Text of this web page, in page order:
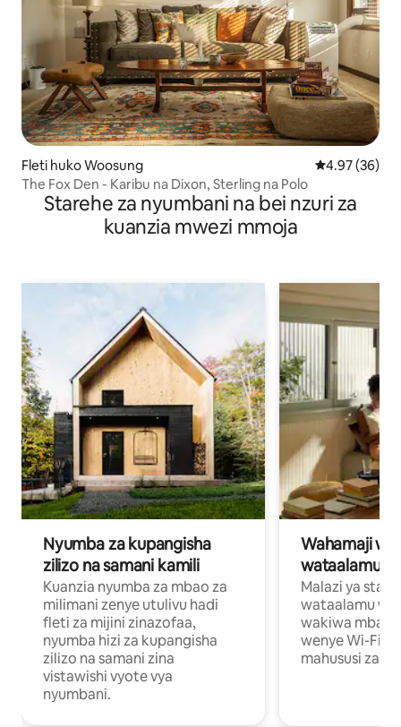
Fleti huko Woosung Ukadiriaji wa
4.97 (36)
The Fox Den - Karibu na Dixon, Sterling na Polo
Starehe za nyumbani na bei nzuri za
kuanzia mwezi mmoja
Nyumba za kupangisha
zilizo na samani kamili
Kuanzia nyumba za mbao za
milimani zenye utulivu hadi
fleti za mijini zinazofaa,
nyumba hizi za kupangisha
zilizo na samani zina
vistawishi vyote vya
nyumbani.
Wahamaji
wataalamu
Malazi ya
wataalamu
wakiwa mbali
wenye Wi-Fi
mahususi za